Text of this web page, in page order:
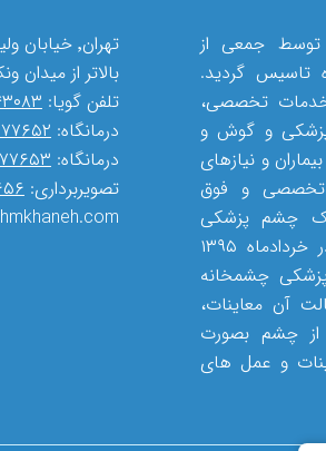
کلینیک مرکزی شهر در سال ۱۳۸۰ توسط جمعی از
تاسیس گردید.
خدمات تخصصی،
و گوش و
و نیازهای
تخصصی و فوق
چشم پزشکی
چشمخانه در بنایی نوساز و مدرن در خردادماه ۱۳۹۵
چشمخانه
آن معاینات،
از چشم بصورت
و عمل های
تهران٬ خیابان ولیعصر٬
بالاتر از میدان ونک٬ خیابان والی نژاد٬
تلفن گویا: ۴۳۰۸۳-
درمانگاه:
درمانگاه:
تصویربرداری: